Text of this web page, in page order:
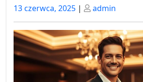
Posted
on
13 czerwca, 2025 | Posted
on
admin